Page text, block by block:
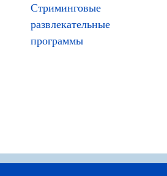
Стриминговые
развлекательные
программы